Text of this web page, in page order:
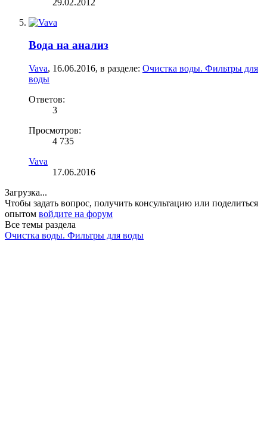
Вода на анализ
Vava, 16.06.2016, в разделе: Очистка воды. Фильтры для
воды
Ответов:
3
Просмотров:
4 735
Vava
17.06.2016
Загрузка...
Чтобы задать вопрос, получить консультацию или поделиться
опытом войдите на форум
Все темы раздела
Очистка воды. Фильтры для воды